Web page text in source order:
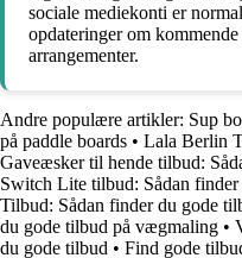
sociale mediekonti er
opdateringer om
arrangementer.
Andre populære artikler: Sup
på paddle boards • Lala Berlin
Gaveæsker til hende tilbud:
Switch Lite tilbud: Sådan
Tilbud: Sådan finder du gode
du gode tilbud på vægmaling •
du gode tilbud • Find gode